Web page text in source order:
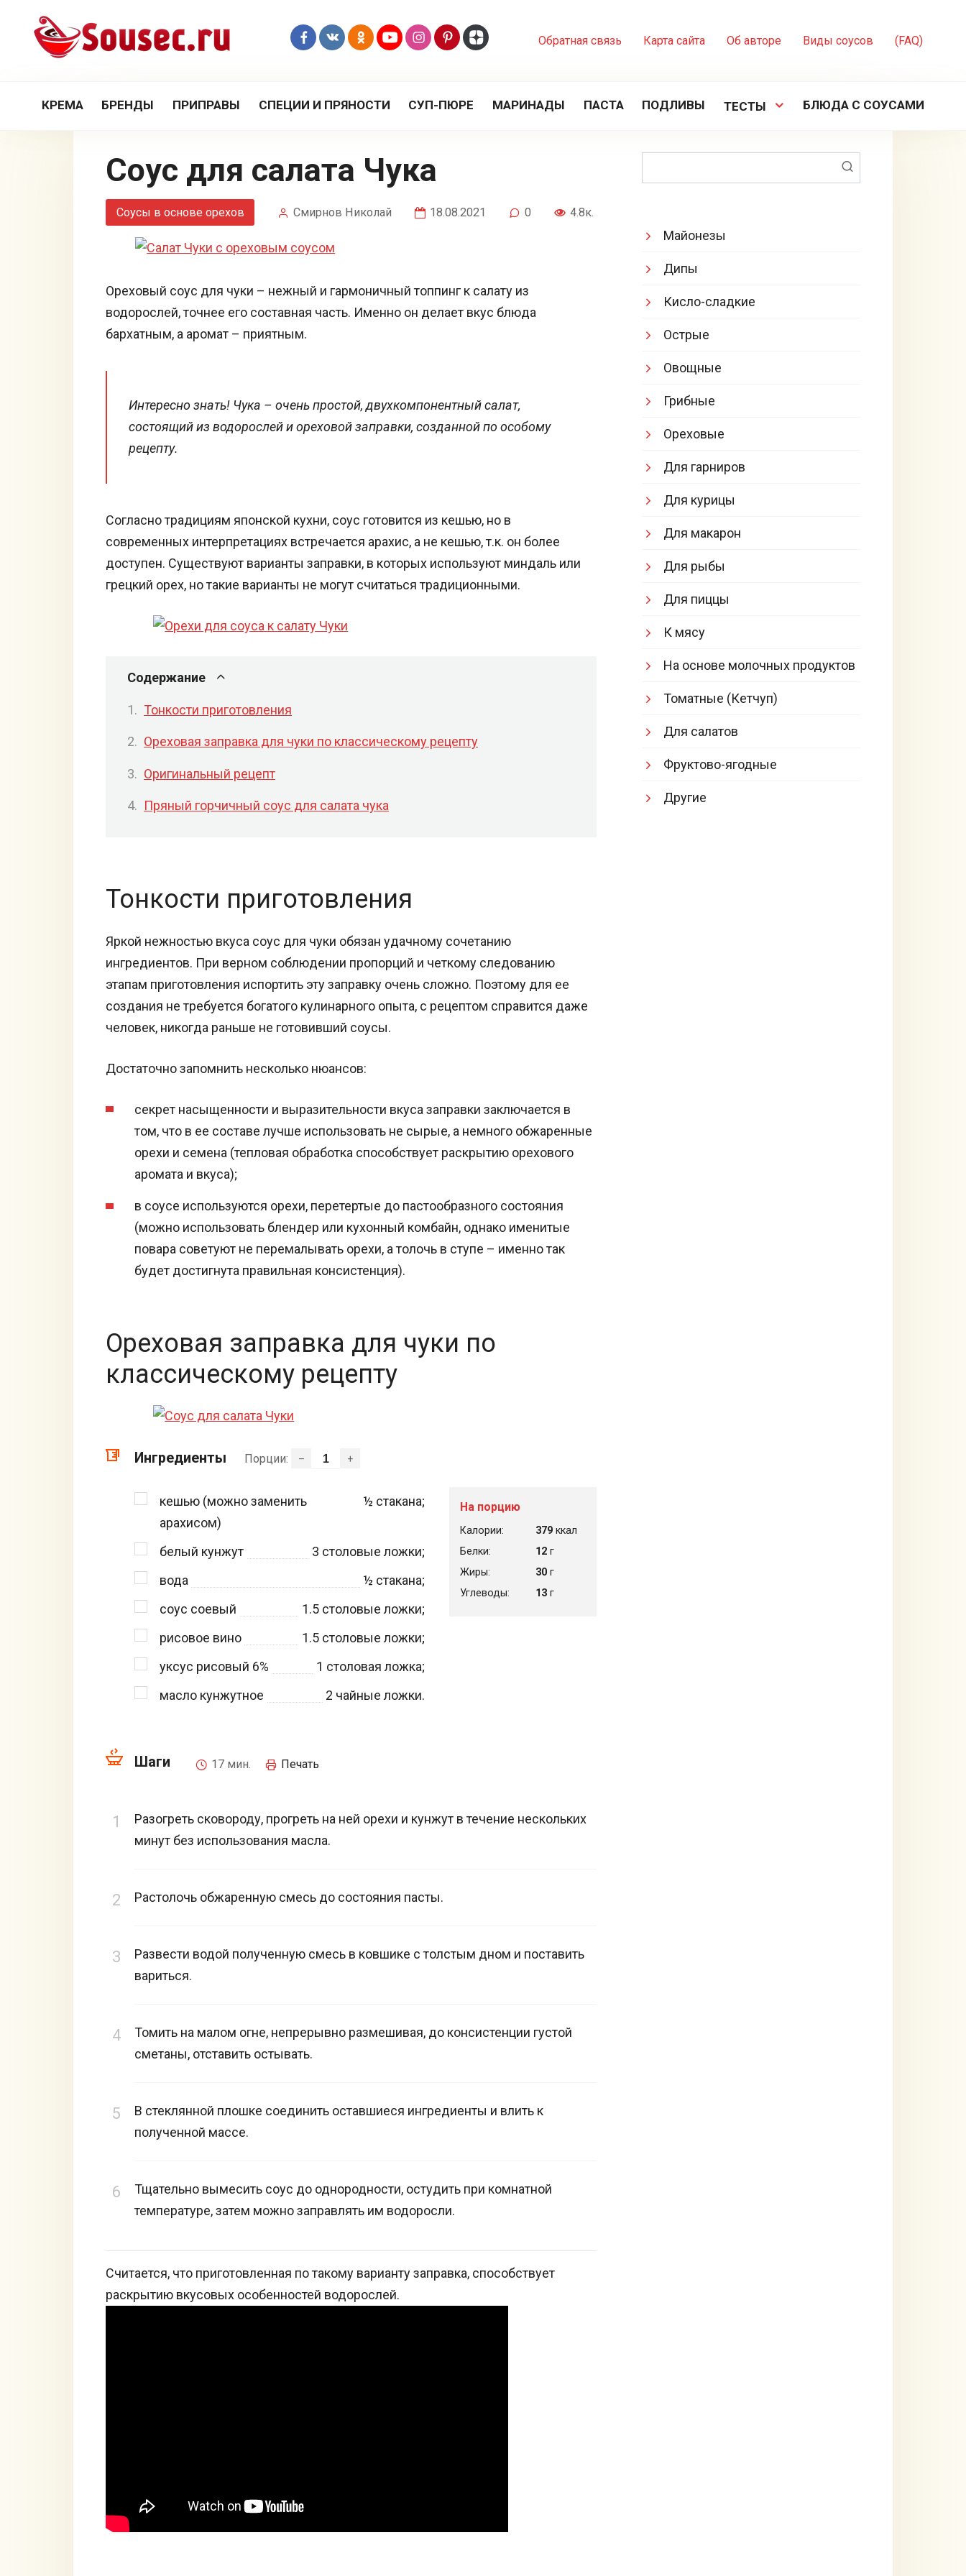
контенту
Обратная связь Карта сайта Об авторе Виды соусов (FAQ)
КРЕМА БРЕНДЫ ПРИПРАВЫ СПЕЦИИ И ПРЯНОСТИ СУП-ПЮРЕ МАРИНАДЫ ПАСТА ПОДЛИВЫ ТЕСТЫ БЛЮДА С СОУСАМИ
Соус для салата Чука
Соусы в основе орехов Смирнов Николай 18.08.2021 0 4.8к.
Ореховый соус для чуки – нежный и гармоничный топпинг к салату из
водорослей, точнее его составная часть. Именно он делает вкус блюда
бархатным, а аромат – приятным.
Интересно знать! Чука – очень простой, двухкомпонентный салат,
состоящий из водорослей и ореховой заправки, созданной по особому
рецепту.
Согласно традициям японской кухни, соус готовится из кешью, но в
современных интерпретациях встречается арахис, а не кешью, т.к. он более
доступен. Существуют варианты заправки, в которых используют миндаль или
грецкий орех, но такие варианты не могут считаться традиционными.
Содержание
Тонкости приготовления
Ореховая заправка для чуки по классическому рецепту
Оригинальный рецепт
Пряный горчичный соус для салата чука
Тонкости приготовления
Яркой нежностью вкуса соус для чуки обязан удачному сочетанию
ингредиентов. При верном соблюдении пропорций и четкому следованию
этапам приготовления испортить эту заправку очень сложно. Поэтому для ее
создания не требуется богатого кулинарного опыта, с рецептом справится даже
человек, никогда раньше не готовивший соусы.
Достаточно запомнить несколько нюансов:
секрет насыщенности и выразительности вкуса заправки заключается в
том, что в ее составе лучше использовать не сырые, а немного обжаренные
орехи и семена (тепловая обработка способствует раскрытию орехового
аромата и вкуса);
в соусе используются орехи, перетертые до пастообразного состояния
(можно использовать блендер или кухонный комбайн, однако именитые
повара советуют не перемалывать орехи, а толочь в ступе – именно так
будет достигнута правильная консистенция).
Ореховая заправка для чуки по
классическому рецепту
Ингредиенты Порции: – +
кешью (можно заменить
арахисом)
½ стакана;
белый кунжут 3 столовые ложки;
вода
½ стакана;
соус соевый
1.5столовые ложки;
рисовое вино
1.5столовые ложки;
уксус рисовый 6%
1 столовая ложка;
масло кунжутное
2 чайные ложки.
На порцию
Калории: 379ккал
Белки:
12г
Жиры:
30г
Углеводы:
13г
Шаги 17 мин. Печать
Разогреть сковороду, прогреть на ней орехи и кунжут в течение нескольких
минут без использования масла.
Растолочь обжаренную смесь до состояния пасты.
Развести водой полученную смесь в ковшике с толстым дном и поставить
вариться.
Томить на малом огне, непрерывно размешивая, до консистенции густой
сметаны, отставить остывать.
В стеклянной плошке соединить оставшиеся ингредиенты и влить к
полученной массе.
Тщательно вымесить соус до однородности, остудить при комнатной
температуре, затем можно заправлять им водоросли.
Считается, что приготовленная по такому варианту заправка, способствует
раскрытию вкусовых особенностей водорослей.
Майонезы
Дипы
Кисло-сладкие
Острые
Овощные
Грибные
Ореховые
Для гарниров
Для курицы
Для макарон
Для рыбы
Для пиццы
К мясу
На основе молочных продуктов
Томатные (Кетчуп)
Для салатов
Фруктово-ягодные
Другие